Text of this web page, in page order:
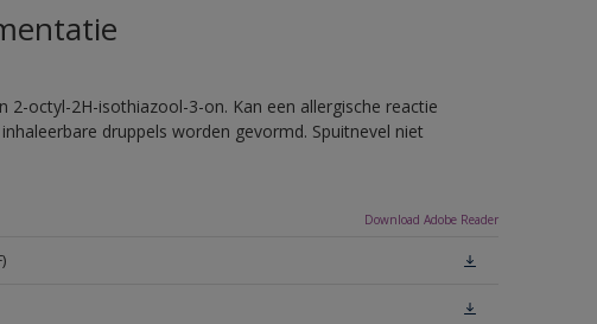
octyl-2H-isothiazool-3-on. Kan een allergische reactie
druppels worden gevormd. Spuitnevel niet
Download Adobe Reader